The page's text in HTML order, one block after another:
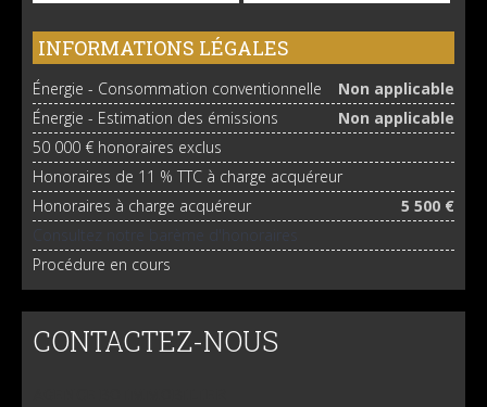
INFORMATIONS LÉGALES
Énergie - Consommation conventionnelle
Non applicable
Énergie - Estimation des émissions
Non applicable
50 000 € honoraires exclus
Honoraires de 11 % TTC à charge acquéreur
Honoraires à charge acquéreur
5 500 €
Consultez notre barème d'honoraires
Procédure en cours
CONTACTEZ-NOUS